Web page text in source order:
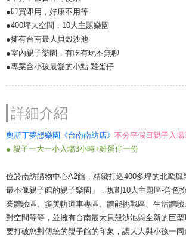
●即買即用，好康不用等
●400坪大空間，10大主題樂園
●擁有台南最大貝殼沙池
●室內親子樂園，有吃有玩不無聊
●專案含小孩最愛的小點-雞蛋仔
詳細介紹
奧斯丁夢想樂園《台南南紡店》 不分平假日親子入場
● 親子一大一小入場3小時+雞蛋仔一份
位於南紡購物中心A2館，精緻打造400多坪的北歐
最不像親子館的親子樂園」，規劃10大主題區-角色
業體驗區、多美軌道車專區、體能挑戰區、生活體
對空間等等，並擁有台南最大貝殼沙池與全新的巨
要打破您對傳統的親子館的印象，讓大人與小孩一同